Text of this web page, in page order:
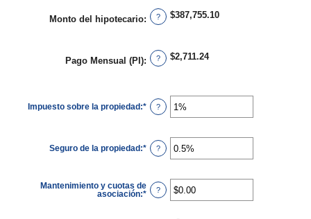
$0.00
y
$5,000.00
Monto del hipotecario: ? $387,755.10
Pago Mensual (PI): ? $2,711.24
Impuesto sobre la propiedad:* Ingresa
un
0%
y
20%
?
Seguro de la propiedad:* Ingresa
un
0%
y
10%
?
Mantenimiento y cuotas de
asociación:* Ingresa
?